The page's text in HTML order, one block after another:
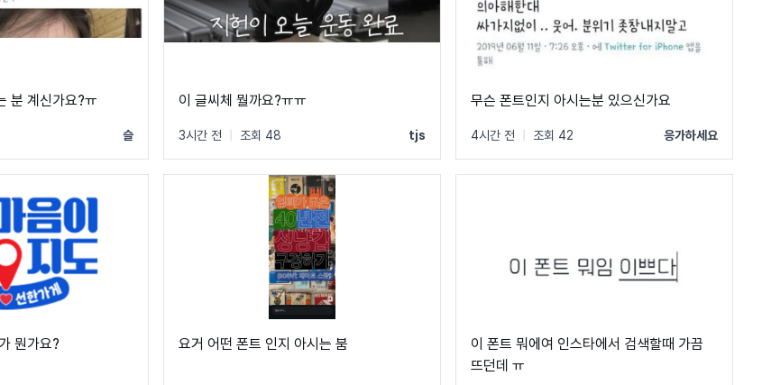
분 계신가요?ㅠ
슬
이 글씨체 뭘까요?ㅠㅠ
3시간 전 조회 48 tjs
무슨 폰트인지 아시는분 있으신가요
4시간 전 조회 42 응가하세요
뭔가요? 요거 어떤 폰트 인지 아시는 붐
이 폰트 뭐에여 인스타에서 검색할때 가끔
뜨던데 ㅠ